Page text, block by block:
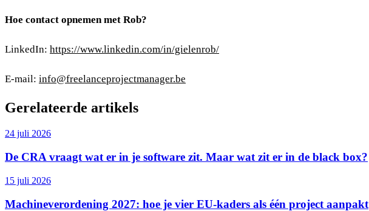
Hoe contact opnemen met Rob?
LinkedIn: https://www.linkedin.com/in/gielenrob/
E-mail: info@freelanceprojectmanager.be
Gerelateerde artikels
24 juli 2026
De CRA vraagt wat er in je software zit. Maar wat zit er in de black box?
15 juli 2026
Machineverordening 2027: hoe je vier EU-kaders als één project aanpakt